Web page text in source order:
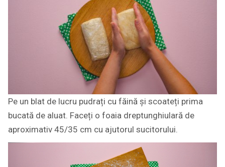
Pe un blat de lucru pudrați cu făină și scoateți prima
bucată de aluat. Faceți o foaia dreptunghiulară de
aproximativ 45/35 cm cu ajutorul sucitorului.